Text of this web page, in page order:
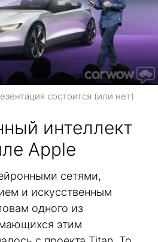
состоится (или нет)
интеллект
Apple
сетями,
и искусственным
одного из
этим